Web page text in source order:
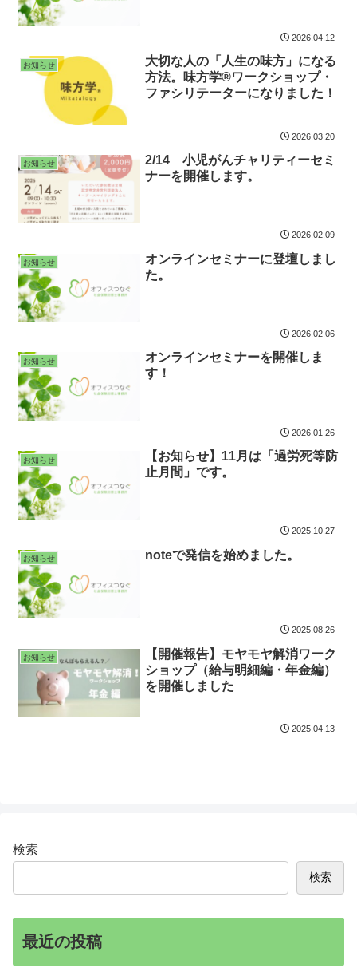
2026.04.12
お知らせ
大切な人の「人生の味方」になる
方法。味方学®ワークショップ・
ファシリテーターになりました！
2026.03.20
お知らせ
2/14 小児がんチャリティーセミ
ナーを開催します。
2026.02.09
お知らせ
オンラインセミナーに登壇しまし
た。
2026.02.06
お知らせ
オンラインセミナーを開催しま
す！
2026.01.26
お知らせ
【お知らせ】11月は「過労死等防
止月間」です。
2025.10.27
お知らせ noteで発信を始めました。
2025.08.26
お知らせ
【開催報告】モヤモヤ解消ワーク
ショップ（給与明細編・年金編）
を開催しました
2025.04.13
検索
検索
最近の投稿